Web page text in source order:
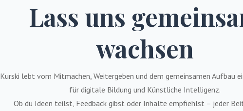
Lass uns
wachsen
Kurski lebt vom Mitmachen, Weitergeben und dem gemeinsamen Aufbau
für digitale Bildung und Künstliche Intelligenz.
Ob du Ideen teilst, Feedback gibst oder Inhalte empfiehlst – jeder